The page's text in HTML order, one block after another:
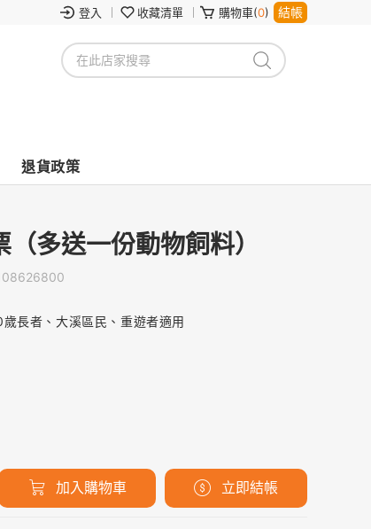
登入 收藏清單 購物車(0) 結帳
退貨政策
多送一份動物飼料）
長者、大溪區民、重遊者適用
加入購物車 立即結帳